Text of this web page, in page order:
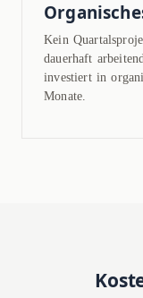
Kein
dauerhaft
investiert in
Monate.